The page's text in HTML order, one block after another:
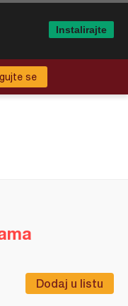
se
Dodaj u listu
Instalirajte